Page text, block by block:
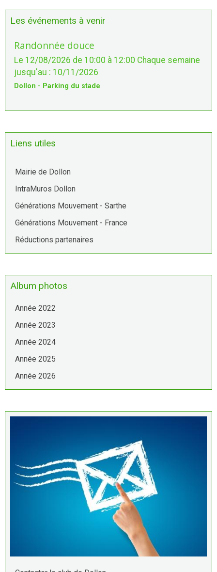
Les événements à venir
Randonnée douce
Le 12/08/2026 de 10:00 à 12:00 Chaque semaine
jusqu'au : 10/11/2026
Dollon - Parking du stade
Liens utiles
Mairie de Dollon
IntraMuros Dollon
Générations Mouvement - Sarthe
Générations Mouvement - France
Réductions partenaires
Album photos
Année 2022
Année 2023
Année 2024
Année 2025
Année 2026